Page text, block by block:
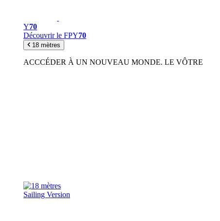
Y70
Découvrir le FPY70
18 mètres
ACCCÉDER À UN NOUVEAU MONDE. LE VÔTRE
Sailing Version